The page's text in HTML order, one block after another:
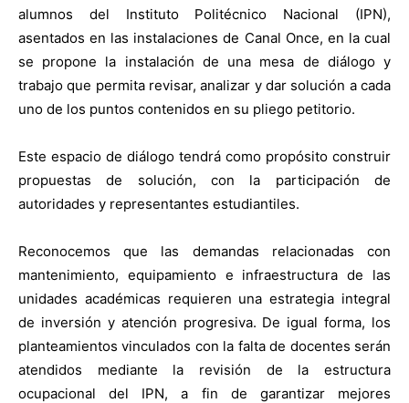
alumnos del Instituto Politécnico Nacional (IPN),
asentados en las instalaciones de Canal Once, en la cual
se propone la instalación de una mesa de diálogo y
trabajo que permita revisar, analizar y dar solución a cada
uno de los puntos contenidos en su pliego petitorio.
Este espacio de diálogo tendrá como propósito construir
propuestas de solución, con la participación de
autoridades y representantes estudiantiles.
Reconocemos que las demandas relacionadas con
mantenimiento, equipamiento e infraestructura de las
unidades académicas requieren una estrategia integral
de inversión y atención progresiva. De igual forma, los
planteamientos vinculados con la falta de docentes serán
atendidos mediante la revisión de la estructura
ocupacional del IPN, a fin de garantizar mejores